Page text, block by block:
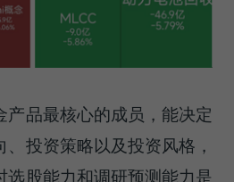
产品最核心的成员，能决定
投资策略以及投资风格，
选股能力和调研预测能力是